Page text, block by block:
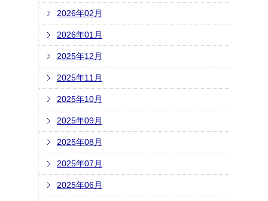
2026年02月
2026年01月
2025年12月
2025年11月
2025年10月
2025年09月
2025年08月
2025年07月
2025年06月